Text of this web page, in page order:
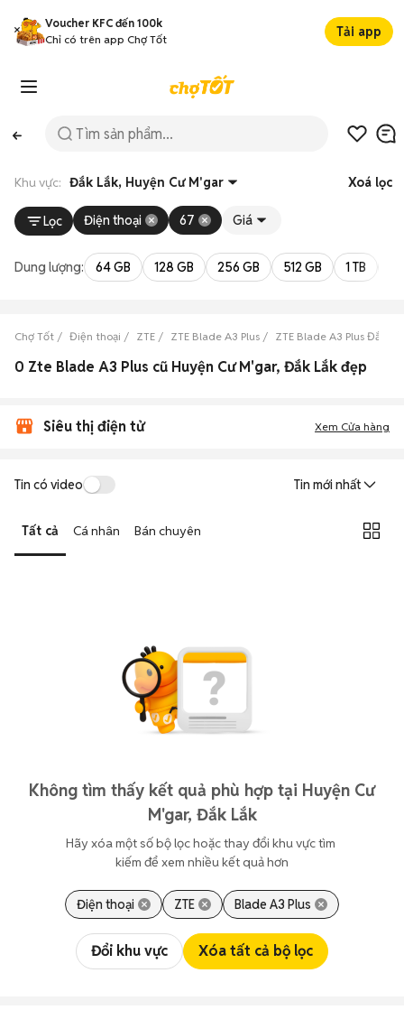
Voucher KFC đến 100k
Chỉ có trên app Chợ Tốt
Tải app
Khu vực: Đắk Lắk, Huyện Cư M'gar Xoá lọc
Lọc Điện thoại 67 Giá
Dung lượng: 64 GB 128 GB 256 GB 512 GB 1 TB
Chợ Tốt Điện thoại ZTE ZTE Blade A3 Plus ZTE Blade A3 Plus Đắk Lắk
0 Zte Blade A3 Plus cũ Huyện Cư M'gar, Đắk Lắk đẹp
Siêu thị điện tử Xem Cửa hàng
Tin có video Tin mới nhất
Tất cả Cá nhân Bán chuyên
Không tìm thấy kết quả phù hợp tại Huyện Cư
M'gar, Đắk Lắk
Hãy xóa một số bộ lọc hoặc thay đổi khu vực tìm
kiếm để xem nhiều kết quả hơn
Điện thoại ZTE Blade A3 Plus
Đổi khu vực Xóa tất cả bộ lọc